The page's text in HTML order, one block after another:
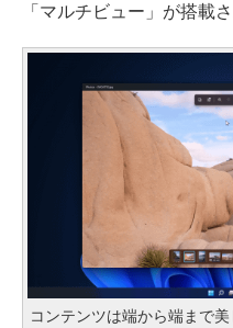
「マルチビュー」が搭載
コンテンツは端から端まで